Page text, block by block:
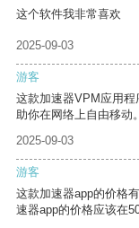
这个软件我非常喜欢
2025-09-03
游客
这款加速器VPM应用
助你在网络上自由移动。
2025-09-03
游客
这款加速器app的价格
速器app的价格应该在